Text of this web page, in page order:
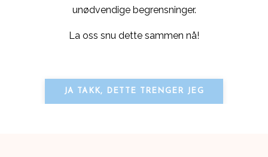
unødvendige begrensninger.
La oss snu dette sammen nå!
JA TAKK, DETTE TRENGER JEG